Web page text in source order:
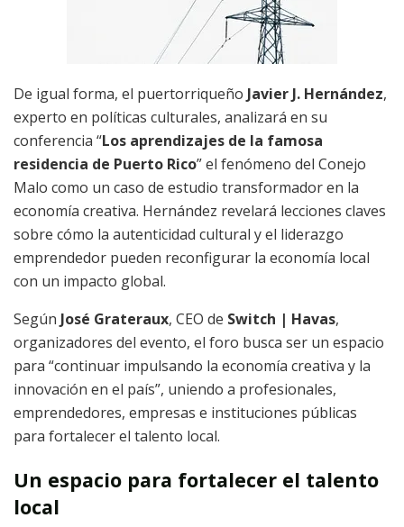
De igual forma, el puertorriqueño Javier J. Hernández,
experto en políticas culturales, analizará en su
conferencia “Los aprendizajes de la famosa
residencia de Puerto Rico” el fenómeno del Conejo
Malo como un caso de estudio transformador en la
economía creativa. Hernández revelará lecciones claves
sobre cómo la autenticidad cultural y el liderazgo
emprendedor pueden reconfigurar la economía local
con un impacto global.
Según José Grateraux, CEO de Switch | Havas,
organizadores del evento, el foro busca ser un espacio
para “continuar impulsando la economía creativa y la
innovación en el país”, uniendo a profesionales,
emprendedores, empresas e instituciones públicas
para fortalecer el talento local.
Un espacio para fortalecer el talento
local